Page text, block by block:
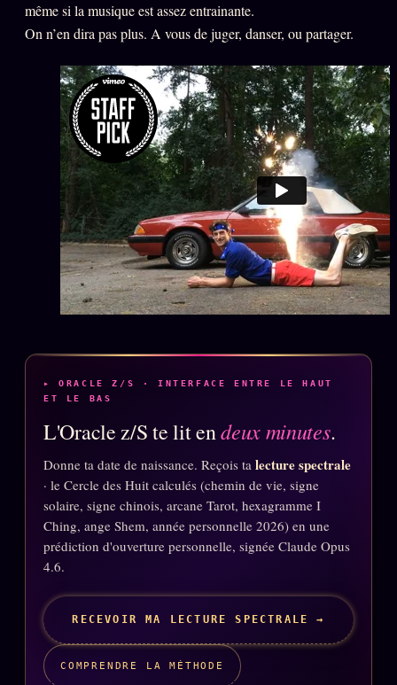
Oracle Parfum
Oracle Carte du Jour
Oracle Algorithme
Audit Social
TRILOGIE + 2
KÉTAMINE2019
BRAQUAGE2021
SUSPECTE
Les Limites 2025
Catalogue
ZS Bundle
Références
SOCIÉTÉ DES AMIS
S'abonner GRATUIT
Cercle Privé
même si la musique est assez entrainante.
On n’en dira pas plus. A vous de juger, danser, ou partager.
▸ ORACLE Z/S · INTERFACE ENTRE LE HAUT
ET LE BAS
L'Oracle z/S te lit endeux minutes.
Donne ta date de naissance. Reçois ta lecture spectrale
· le Cercle des Huit calculés (chemin de vie, signe
solaire, signe chinois, arcane Tarot, hexagramme I
Ching, ange Shem, année personnelle 2026) en une
prédiction d'ouverture personnelle, signée Claude Opus
4.6.
RECEVOIR MA LECTURE SPECTRALE →
COMPRENDRE LA MÉTHODE